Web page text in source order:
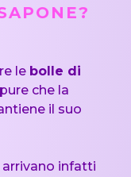
le bolle di
che la
il suo
infatti